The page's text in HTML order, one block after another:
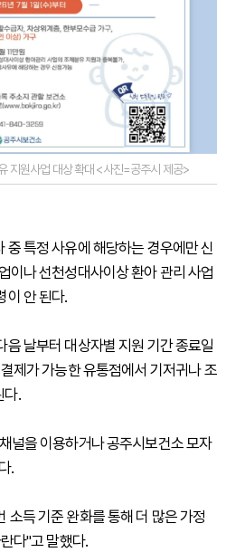
지원사업 대상 확대 <사진=공주시 제공>
특정 사유에 해당하는 경우에만 신
이나 선천성대사이상 환아 관리 사업
이 안 된다.
날부터 대상자별 지원 기간 종료일
제가 가능한 유통점에서 기저귀나 조
다.
널을 이용하거나 공주시보건소 모자
.
소득 기준 완화를 통해 더 많은 가정
다"고 말했다.